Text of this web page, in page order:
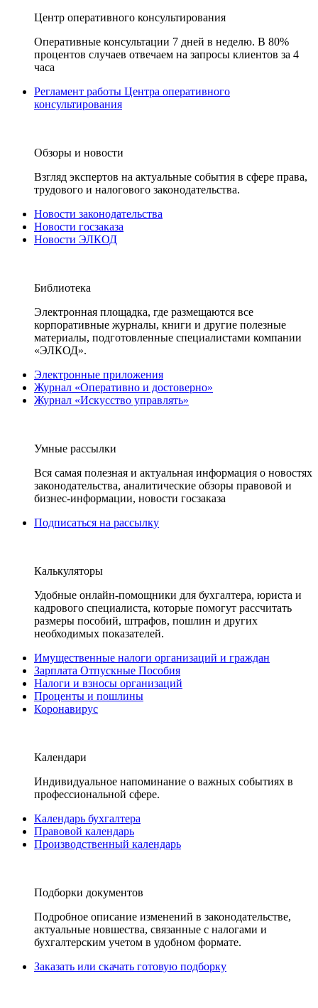
Центр оперативного консультирования
Оперативные консультации 7 дней в неделю. В 80%
процентов случаев отвечаем на запросы клиентов за 4
часа
Регламент работы Центра оперативного
консультирования
Обзоры и новости
Взгляд экспертов на актуальные события в сфере права,
трудового и налогового законодательства.
Новости законодательства
Новости госзаказа
Новости ЭЛКОД
Библиотека
Электронная площадка, где размещаются все
корпоративные журналы, книги и другие полезные
материалы, подготовленные специалистами компании
«ЭЛКОД».
Электронные приложения
Журнал «Оперативно и достоверно»
Журнал «Искусство управлять»
Умные рассылки
Вся самая полезная и актуальная информация о новостях
законодательства, аналитические обзоры правовой и
бизнес-информации, новости госзаказа
Подписаться на рассылку
Калькуляторы
Удобные онлайн-помощники для бухгалтера, юриста и
кадрового специалиста, которые помогут рассчитать
размеры пособий, штрафов, пошлин и других
необходимых показателей.
Имущественные налоги организаций и граждан
Зарплата Отпускные Пособия
Налоги и взносы организаций
Проценты и пошлины
Коронавирус
Календари
Индивидуальное напоминание о важных событиях в
профессиональной сфере.
Календарь бухгалтера
Правовой календарь
Производственный календарь
Подборки документов
Подробное описание изменений в законодательстве,
актуальные новшества, связанные с налогами и
бухгалтерским учетом в удобном формате.
Заказать или скачать готовую подборку